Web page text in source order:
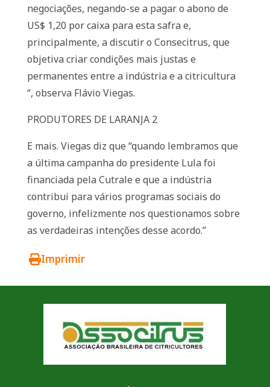
negociações, negando-se a pagar o abono de
US$ 1,20 por caixa para esta safra e,
principalmente, a discutir o Consecitrus, que
objetiva criar condições mais justas e
permanentes entre a indústria e a citricultura
“, observa Flávio Viegas.
PRODUTORES DE LARANJA 2
E mais. Viegas diz que “quando lembramos que
a última campanha do presidente Lula foi
financiada pela Cutrale e que a indústria
contribui para vários programas sociais do
governo, infelizmente nos questionamos sobre
as verdadeiras intenções desse acordo.”
Imprimir